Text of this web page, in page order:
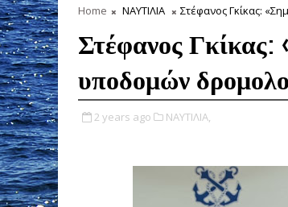
Home ΝΑΥΤΙΛΙΑ Στέφανος Γκίκας:
Στέφανος Γκίκας:
υποδομών
2 years ago ΝΑΥΤΙΛΙΑ,